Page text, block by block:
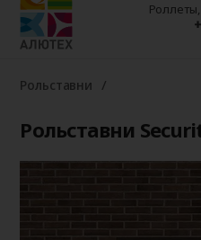
Рольставни
Рольставни